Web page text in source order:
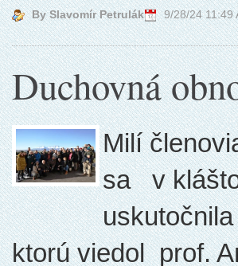
By Slavomír Petrulák 9/28/24 11:49
Duchovná
Milí
sa v
ktorú viedol prof.